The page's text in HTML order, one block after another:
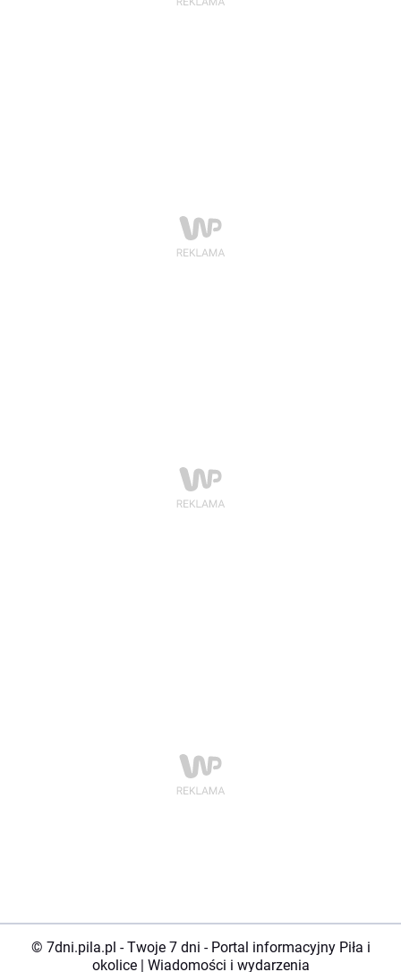
© 7dni.pila.pl - Twoje 7 dni - Portal informacyjny Piła i
okolice | Wiadomości i wydarzenia